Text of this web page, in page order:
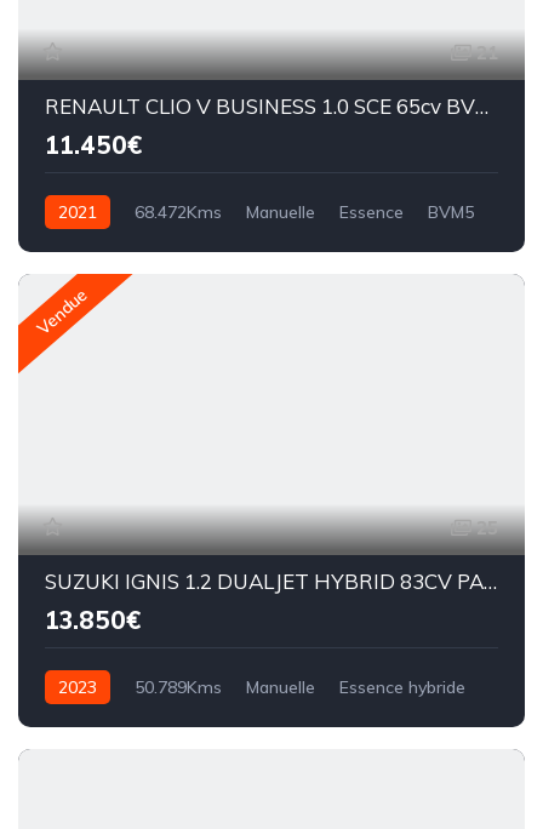
21
RENAULT CLIO V BUSINESS 1.0 SCE 65cv BVM5
11.450€
2021 68.472Kms Manuelle Essence BVM5
Vendue
25
SUZUKI IGNIS 1.2 DUALJET HYBRID 83CV PACK
13.850€
2023 50.789Kms Manuelle
Essence hybride